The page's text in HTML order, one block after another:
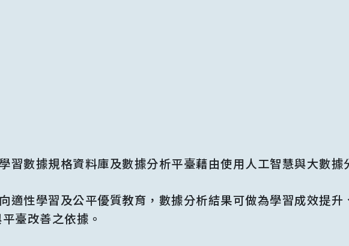
習數據規格資料庫及數據分析平臺藉由使用人工智慧與大數據
適性學習及公平優質教育，數據分析結果可做為學習成效提
臺改善之依據。